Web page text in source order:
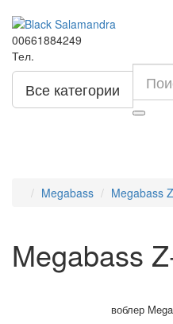
00661884249
Тел.
Все категории
Megabass Megabass
Megabass
воблер